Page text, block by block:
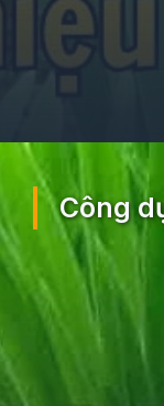
Đang mở
Công